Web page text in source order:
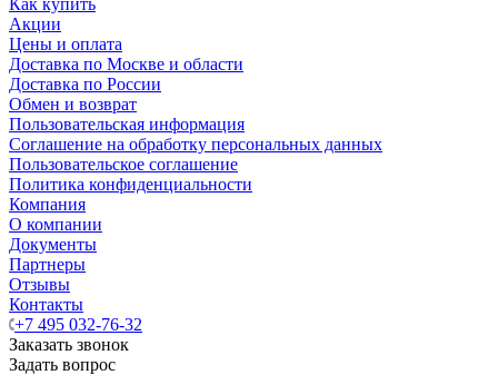
Как купить
Акции
Цены и оплата
Доставка по Москве и области
Доставка по России
Обмен и возврат
Пользовательская информация
Соглашение на обработку персональных данных
Пользовательское соглашение
Политика конфиденциальности
Компания
О компании
Документы
Партнеры
Отзывы
Контакты
+7 495 032-76-32
Заказать звонок
Задать вопрос